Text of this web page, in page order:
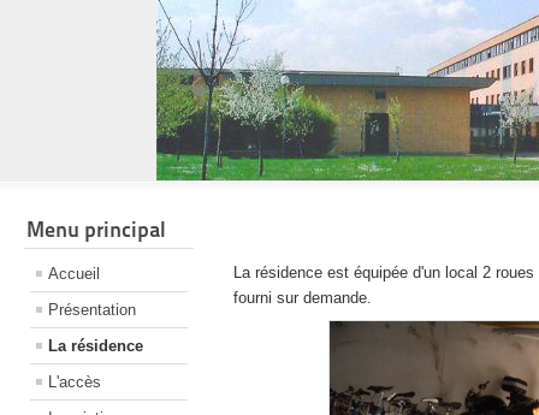
Menu principal
Accueil
Présentation
La résidence
L'accès
La résidence est équipée d'un local 2
fourni sur demande.